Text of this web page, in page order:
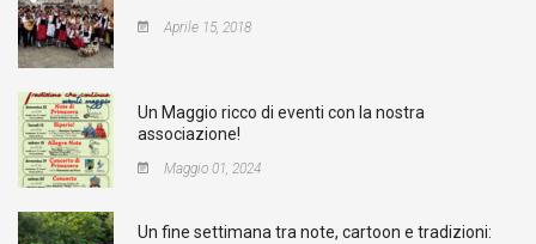
Aprile 15, 2018
Un Maggio ricco di eventi con la nostra
associazione!
Maggio 01, 2024
Un fine settimana tra note, cartoon e tradizioni: